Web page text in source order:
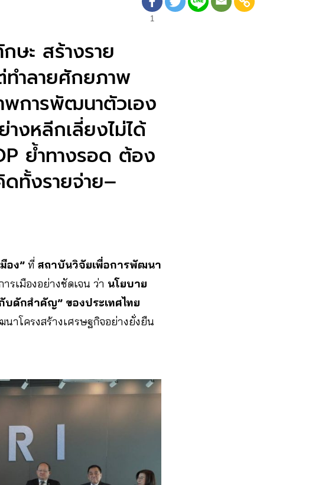
1
ษะ สร้างราย
ำลายศักยภาพ
พการพัฒนาตัวเอง
งหลีกเลี่ยงไม่ได้
ย้ำทางรอด ต้อง
ทั้งรายจ่าย–
อง” ที่ สถาบันวิจัยเพื่อการพัฒนา
รเมืองอย่างชัดเจน ว่า นโยบาย
บดักสำคัญ” ของประเทศไทย
าโครงสร้างเศรษฐกิจอย่างยั่งยืน